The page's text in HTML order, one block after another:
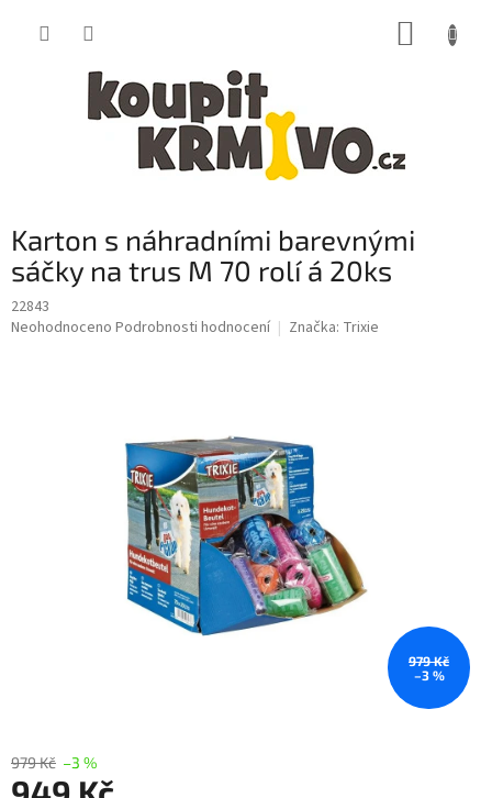
Karton s náhradními barevnými
sáčky na trus M 70 rolí á 20ks
22843
Průměrné
Neohodnoceno Podrobnosti hodnocení Značka: Trixie
979 Kč
–3 %
979 Kč –3 %